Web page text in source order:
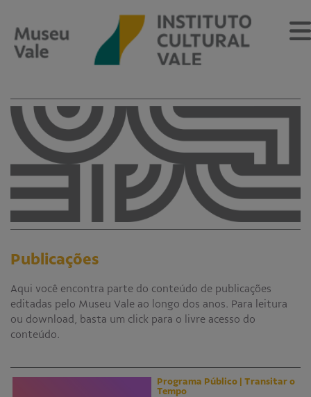
Sobre
Museu Vale Extramuros
Sobre o Instituto Cultural Vale
Estrutura Organizacional
Centro de Memória
Programação
Notícias
Educativo
Publicações
Aqui você encontra parte do conteúdo de publicações
editadas pelo Museu Vale ao longo dos anos. Para leitura
ou download, basta um click para o livre acesso do
conteúdo.
Programa Público | Transitar o
Tempo